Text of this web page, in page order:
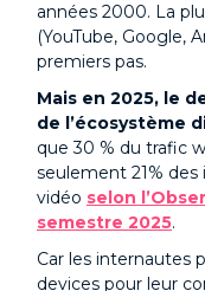
années 2000. La
(YouTube, Google,
premiers pas.
Mais en 2025, le
de l’écosystème
que 30 % du trafic
seulement 21%
vidéo selon
semestre 2025.
Car les internautes
devices pour leur